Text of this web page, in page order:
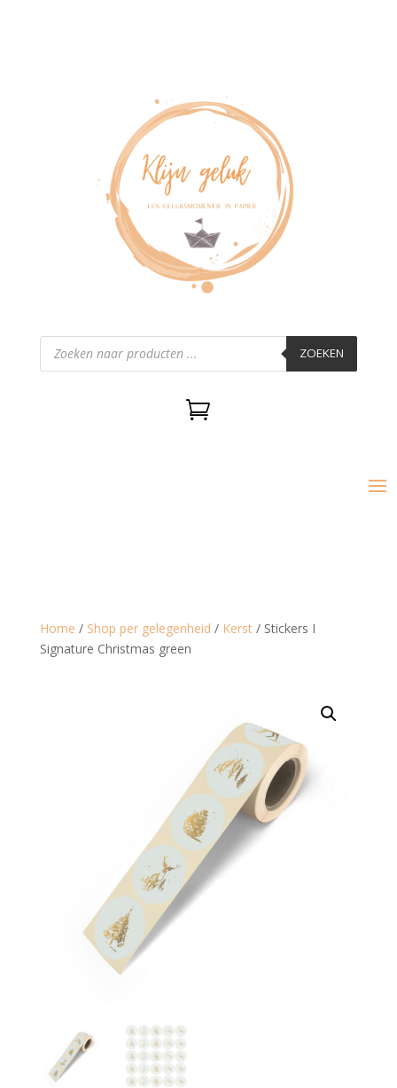
Producten
zoeken ZOEKEN

Home / Shop per gelegenheid / Kerst/ Stickers I
Signature Christmas green